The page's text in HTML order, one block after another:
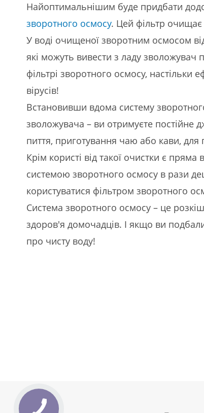
Найоптимальнішим буде придбати
зворотного осмосу. Цей фільтр очищає
У воді очищеної зворотним осмосом
які можуть вивести з ладу зволожувач
фільтрі зворотного осмосу, настільки
вірусів!
Встановивши вдома систему
зволожувача – ви отримуєте постійне
пиття, приготування чаю або кави, для
Крім користі від такої очистки є
системою зворотного осмосу в рази
користуватися фільтром зворотного
Система зворотного осмосу – це
здоров'я домочадців. І якщо ви
про чисту воду!